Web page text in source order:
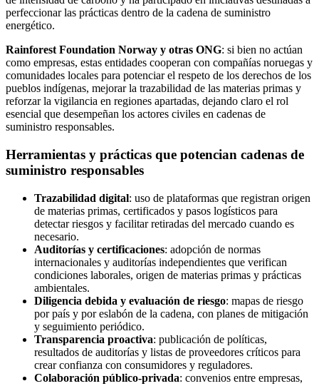
perfeccionar las prácticas dentro de la cadena de suministro
energético.
Rainforest Foundation Norway y otras ONG: si bien no actúan
como empresas, estas entidades cooperan con compañías noruegas y
comunidades locales para potenciar el respeto de los derechos de los
pueblos indígenas, mejorar la trazabilidad de las materias primas y
reforzar la vigilancia en regiones apartadas, dejando claro el rol
esencial que desempeñan los actores civiles en cadenas de
suministro responsables.
Herramientas y prácticas que potencian cadenas de
suministro responsables
Trazabilidad digital: uso de plataformas que registran origen
de materias primas, certificados y pasos logísticos para
detectar riesgos y facilitar retiradas del mercado cuando es
necesario.
Auditorías y certificaciones: adopción de normas
internacionales y auditorías independientes que verifican
condiciones laborales, origen de materias primas y prácticas
ambientales.
Diligencia debida y evaluación de riesgo: mapas de riesgo
por país y por eslabón de la cadena, con planes de mitigación
y seguimiento periódico.
Transparencia proactiva: publicación de políticas,
resultados de auditorías y listas de proveedores críticos para
crear confianza con consumidores y reguladores.
Colaboración público-privada: convenios entre empresas,